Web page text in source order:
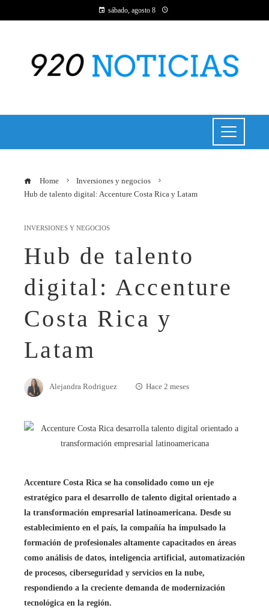
sábado, agosto 8
Home
Inversiones y negocios
Hub de talento digital: Accenture Costa Rica y Latam
INVERSIONES Y NEGOCIOS
Hub de talento
digital: Accenture
Costa Rica y
Latam
Alejandra Rodriguez Hace 2 meses
Accenture Costa Rica se ha consolidado como un eje
estratégico para el desarrollo de talento digital orientado a
la transformación empresarial latinoamericana. Desde su
establecimiento en el país, la compañía ha impulsado la
formación de profesionales altamente capacitados en áreas
como análisis de datos, inteligencia artificial, automatización
de procesos, ciberseguridad y servicios en la nube,
respondiendo a la creciente demanda de modernización
tecnológica en la región.